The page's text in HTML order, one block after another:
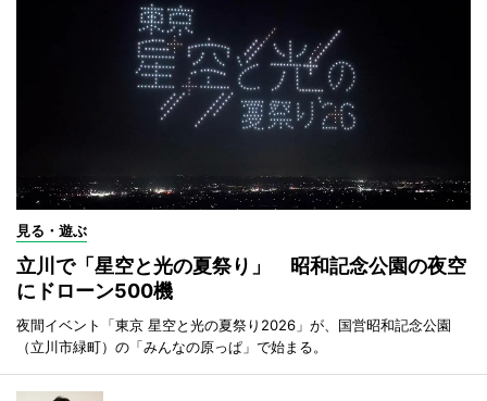
見る・遊ぶ
立川で「星空と光の夏祭り」 昭和記念公園の夜空
にドローン500機
夜間イベント「東京 星空と光の夏祭り2026」が、国営昭和記念公園
（立川市緑町）の「みんなの原っぱ」で始まる。